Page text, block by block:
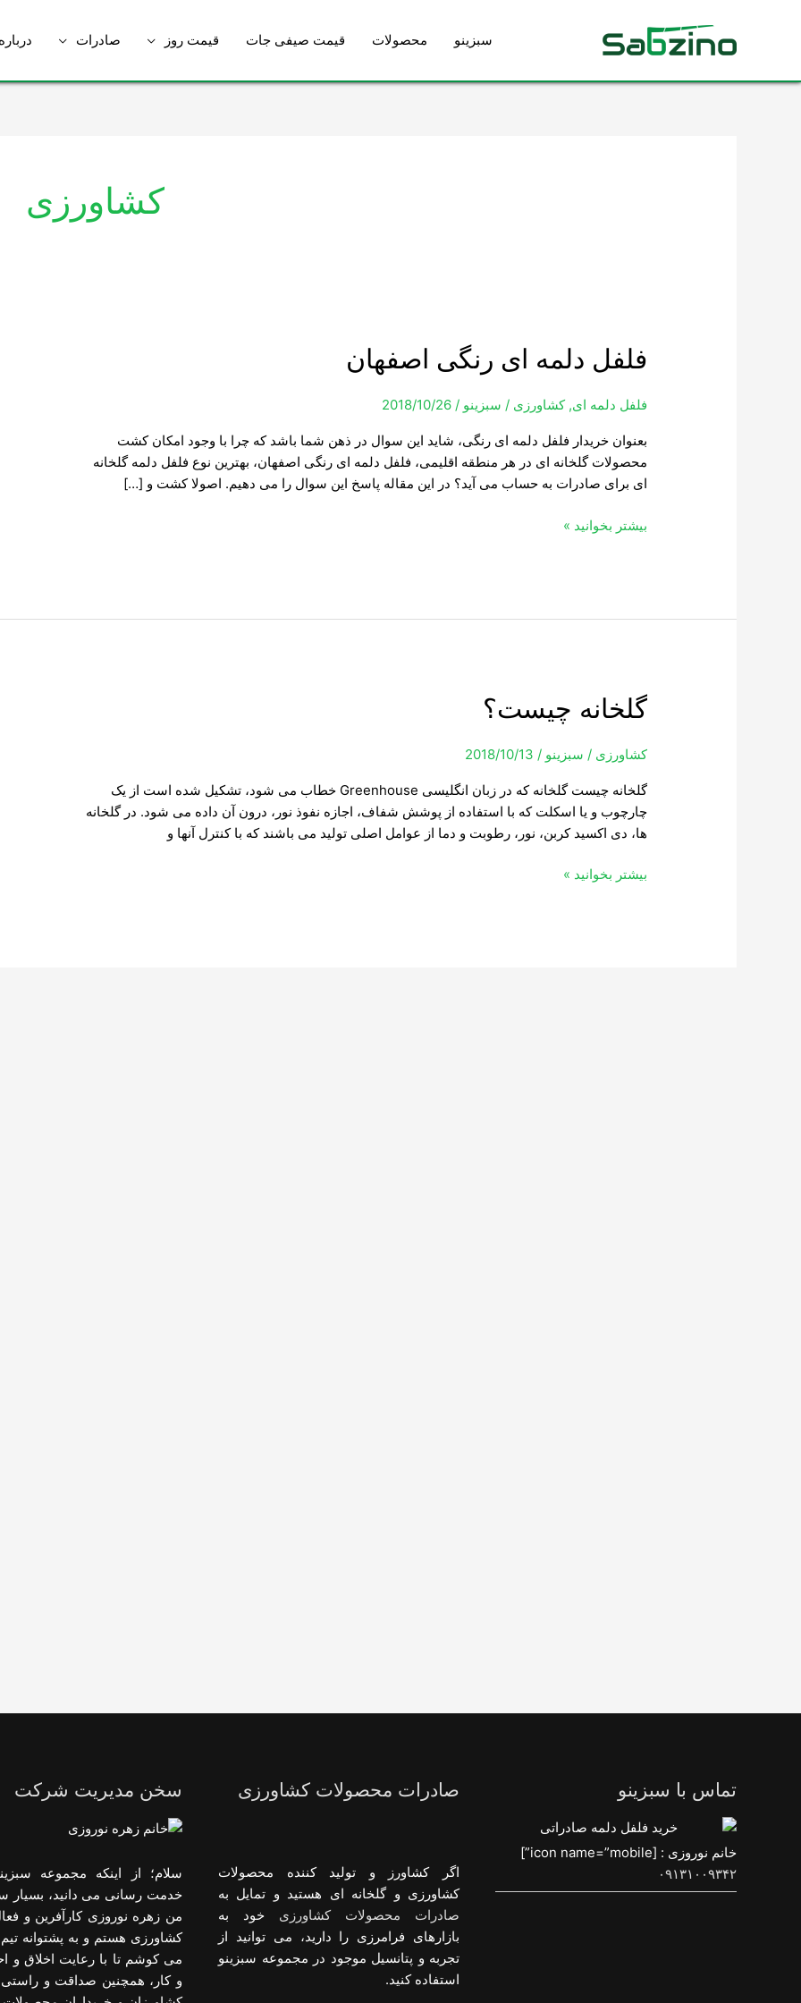
سبزینو محصولات قیمت صیفی جات قیمت روز صادرات
کشاورزی
فلفل دلمه ای رنگی اصفهان
فلفل دلمه ای,کشاورزی / سبزینو/
2018/10/26
بعنوان خریدار فلفل دلمه ای رنگی، شاید این سوال در ذهن شما باشد که چرا با وجود امکان کشت
محصولات گلخانه ای در هر منطقه اقلیمی، فلفل دلمه ای رنگی اصفهان، بهترین نوع فلفل دلمه گلخانه
ای برای صادرات به حساب می آید؟ در این مقاله پاسخ این سوال را می دهیم. اصولا کشت و […]
فلفل
دلمه
رنگی
اصفهان
بیشتر بخوانید »
گلخانه چیست؟
کشاورزی / سبزینو/
2018/10/13
گلخانه چیست گلخانه که در زبان انگلیسی Greenhouse خطاب می شود، تشکیل شده است از یک
چارچوب و یا اسکلت که با استفاده از پوشش شفاف، اجازه نفوذ نور، درون آن داده می شود. در گلخانه
ها، دی اکسید کربن، نور، رطوبت و دما از عوامل اصلی تولید می باشند که با کنترل آنها و
گلخانه
چیست؟
بیشتر بخوانید »
تماس با سبزینو
خانم نوروزی : [icon name=”mobile”]
۰۹۱۳۱۰۰۹۳۴۲
صادرات محصولات کشاورزی
اگر کشاورز و تولید کننده محصولات
کشاورزی و گلخانه ای هستید و تمایل به
صادرات محصولات کشاورزی خود به
بازارهای فرامرزی را دارید، می توانید از
تجربه و پتانسیل موجود در مجموعه سبزینو
استفاده کنید.
سخن مدیریت شرکت
سلام؛ از اینکه مجموعه
خدمت رسانی می دانید، بسیار
من زهره نوروزی کارآفرین و
کشاورزی هستم و به پشتوانه تیم
می کوشم تا با رعایت اخلاق و
و کار، همچنین صداقت و راستی